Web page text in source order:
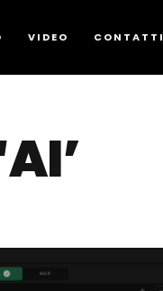
VIDEO CONTATTI